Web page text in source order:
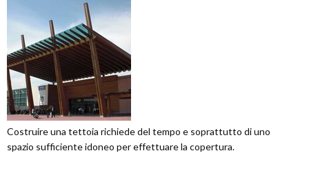
Costruire una tettoia richiede del tempo e soprattutto di uno
spazio sufficiente idoneo per effettuare la copertura.